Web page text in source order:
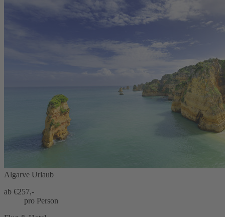
Algarve Urlaub
ab €257,-
pro Person